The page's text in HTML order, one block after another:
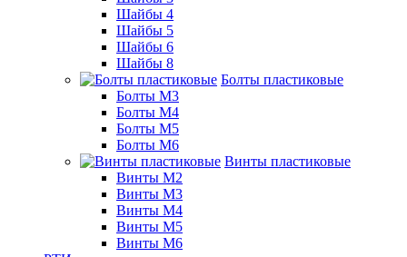
Шайбы 4
Шайбы 5
Шайбы 6
Шайбы 8
Болты пластиковые
Болты М3
Болты М4
Болты М5
Болты М6
Винты пластиковые
Винты М2
Винты М3
Винты М4
Винты М5
Винты М6